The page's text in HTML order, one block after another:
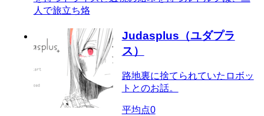
人で旅立ち烙
Judasplus（ユダプラ
ス）
路地裏に捨てられていたロボッ
トとのお話。
平均点0